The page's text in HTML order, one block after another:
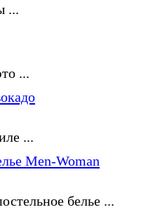
...
...
...
Men-Woman
белье ...